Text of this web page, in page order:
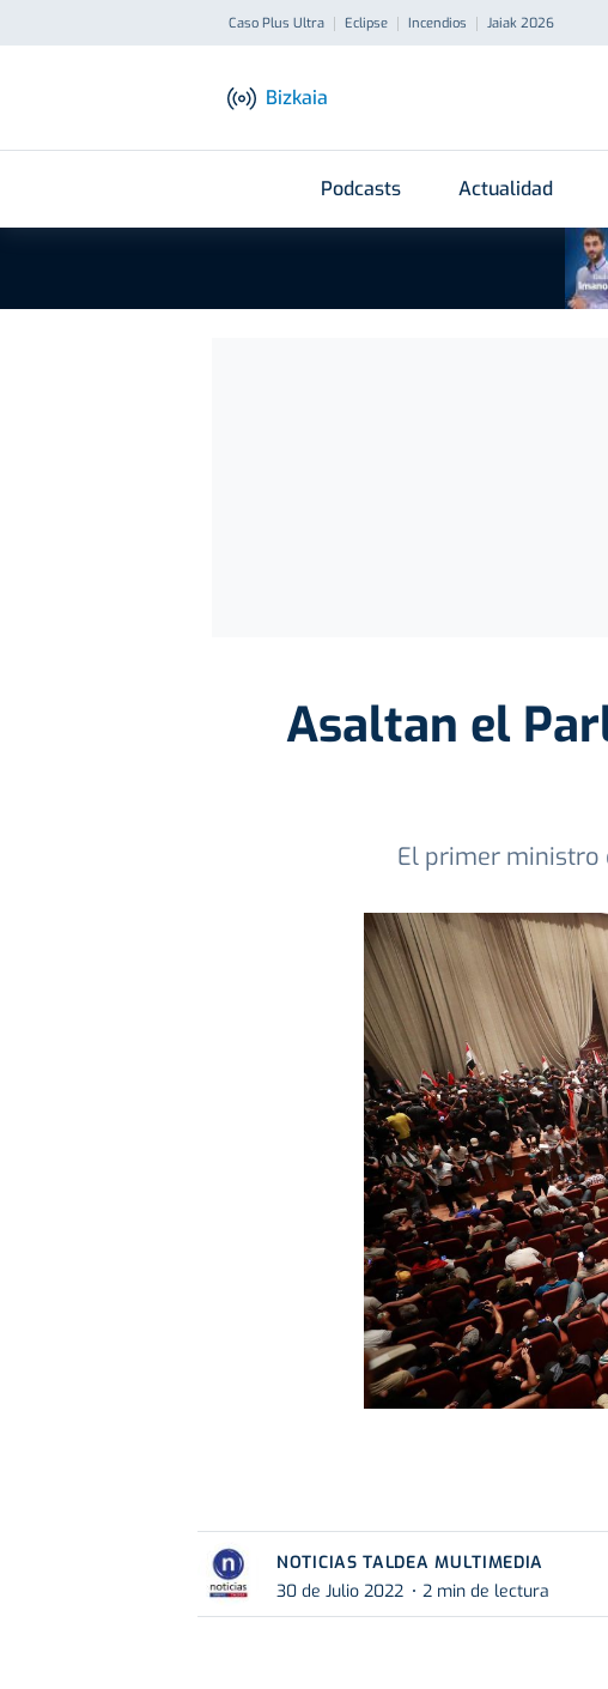
Caso Plus Ultra Eclipse Incendios Jaiak 2026
Bizkaia
Podcasts Actualidad
Asaltan el
El primer ministro
NOTICIAS TALDEA MULTIMEDIA
30 de Julio 2022
2 min de lectura